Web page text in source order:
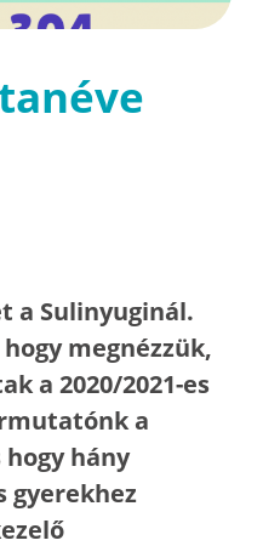
a Sulinyuginál.
megnézzük,
a 2020/2021-es
a
hány
gyerekhez